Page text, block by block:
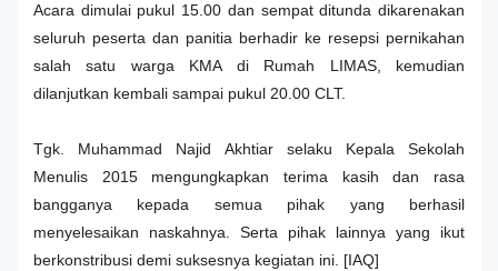
Acara dimulai pukul 15.00 dan sempat ditunda dikarenakan
seluruh peserta dan panitia berhadir ke resepsi pernikahan
salah satu warga KMA di Rumah LIMAS, kemudian
dilanjutkan kembali sampai pukul 20.00 CLT.
Tgk. Muhammad Najid Akhtiar selaku Kepala Sekolah
Menulis 2015 mengungkapkan terima kasih dan rasa
bangganya kepada semua pihak yang berhasil
menyelesaikan naskahnya. Serta pihak lainnya yang ikut
berkonstribusi demi suksesnya kegiatan ini. [IAQ]